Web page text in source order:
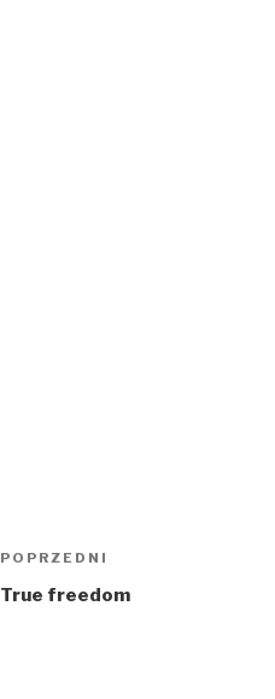
Nawigacja
wpisu
Poprzedni
wpis
POPRZEDNI
True freedom